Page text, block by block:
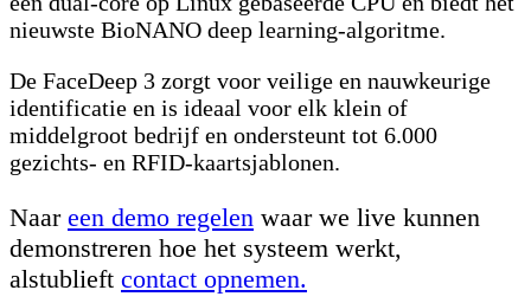
nieuwste BioNANO deep learning-algoritme.
De FaceDeep 3 zorgt voor veilige en nauwkeurige
identificatie en is ideaal voor elk klein of
middelgroot bedrijf en ondersteunt tot 6.000
gezichts- en RFID-kaartsjablonen.
Naar een demo regelen waar we live kunnen
demonstreren hoe het systeem werkt,
alstublieft contact opnemen.